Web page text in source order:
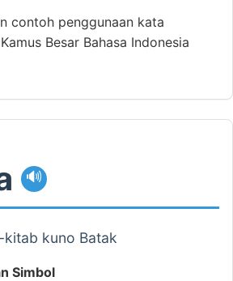
contoh penggunaan kata
Besar Bahasa Indonesia
🔊
kuno Batak
Simbol